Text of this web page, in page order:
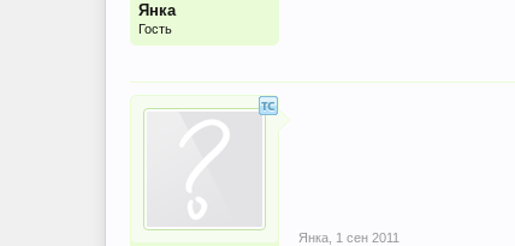
Янка
Гость
Янка 1 сен 2011